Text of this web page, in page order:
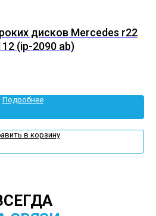
дисков Mercedes r22
(ip-2090 ab)
Подробнее
в корзину